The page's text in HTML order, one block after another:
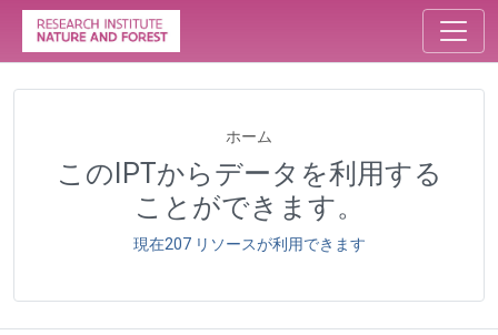
ホーム
このIPTからデータを利用する
ことができます。
現在207 リソースが利用できます